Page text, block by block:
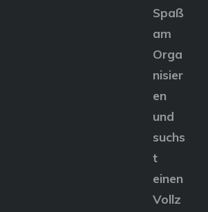
Spaß
am
Orga
nisier
en
und
suchs
t
einen
Vollz